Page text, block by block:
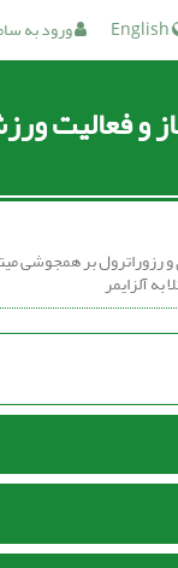
ورود به
و فعالیت
و رزوراترول بر همجوشی
آلزایمر